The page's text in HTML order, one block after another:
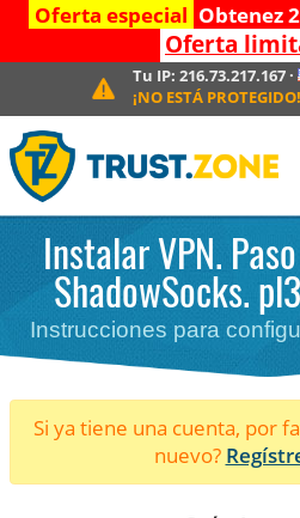
Oferta especial Obtenez
Oferta
Tu IP: 216.73.217.167·
¡NO ESTÁ PROTEGIDO!
Instalar VPN.
ShadowSocks.
Instrucciones para
Si ya tiene una cuenta, por
nuevo?